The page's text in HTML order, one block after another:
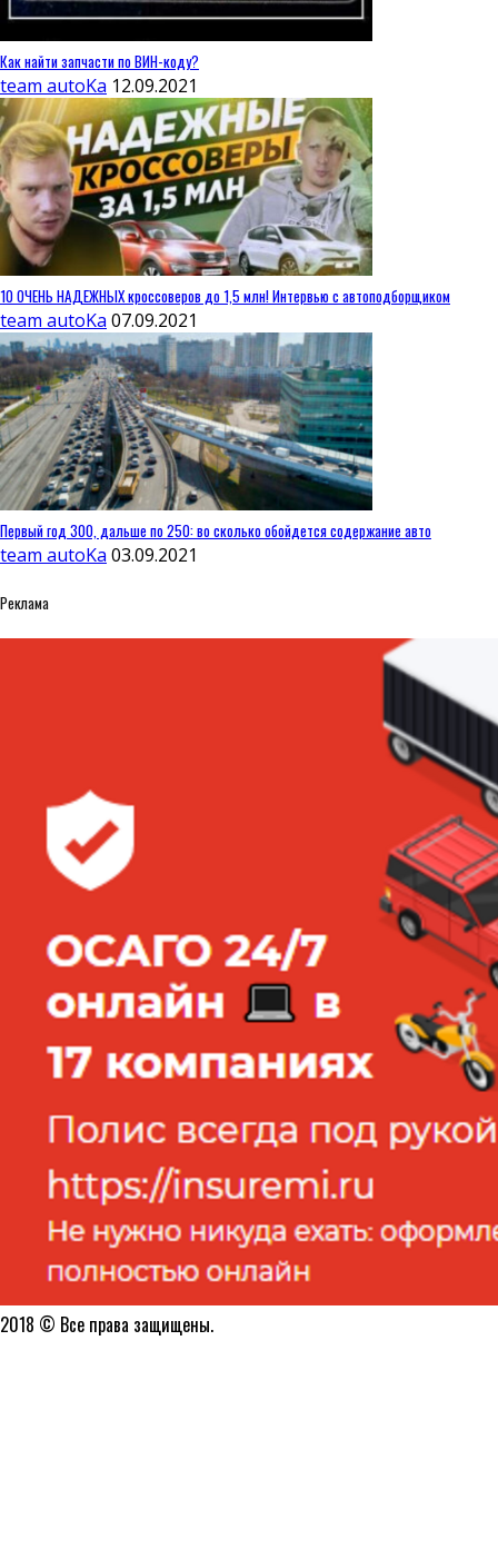
Как найти запчасти по ВИН-коду?
team autoKa 12.09.2021
10 ОЧЕНЬ НАДЕЖНЫХ кроссоверов до 1,5 млн! Интервью с автоподборщиком
team autoKa 07.09.2021
Первый год 300, дальше по 250: во сколько обойдется содержание авто
team autoKa 03.09.2021
Реклама
2018 © Все права защищены.